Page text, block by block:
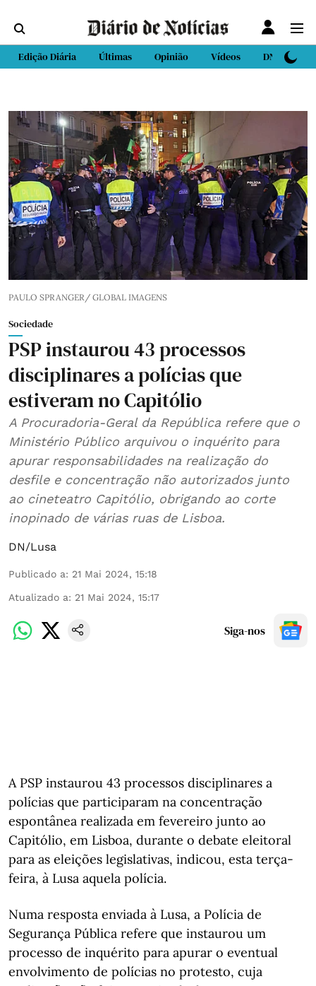
Edição Diária Últimas Opinião Vídeos DN Sport
PAULO SPRANGER/ GLOBAL IMAGENS
Sociedade
PSP instaurou 43 processos
disciplinares a polícias que
estiveram no Capitólio
A Procuradoria-Geral da República refere que o
Ministério Público arquivou o inquérito para
apurar responsabilidades na realização do
desfile e concentração não autorizados junto
ao cineteatro Capitólio, obrigando ao corte
inopinado de várias ruas de Lisboa.
DN/Lusa
Publicado a: 21 Mai 2024, 15:18
Atualizado a: 21 Mai 2024, 15:17
Siga-nos
A PSP instaurou 43 processos disciplinares a
polícias que participaram na concentração
espontânea realizada em fevereiro junto ao
Capitólio, em Lisboa, durante o debate eleitoral
para as eleições legislativas, indicou, esta terça-
feira, à Lusa aquela polícia.
Numa resposta enviada à Lusa, a Polícia de
Segurança Pública refere que instaurou um
processo de inquérito para apurar o eventual
envolvimento de polícias no protesto, cuja